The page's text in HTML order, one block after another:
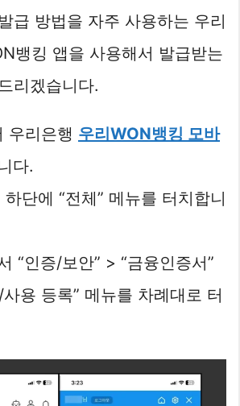
급 방법을 자주 사용하는 우리
뱅킹 앱을 사용해서 발급받는
리겠습니다.
우리은행 우리WON뱅킹 모바
다.
단에 “전체” 메뉴를 터치합니
“인증/보안” > “금융인증서”
용 등록” 메뉴를 차례대로 터